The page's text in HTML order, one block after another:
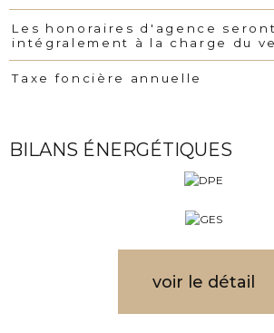
Les honoraires d'agence seront
intégralement à la charge du
Taxe foncière annuelle
BILANS ÉNERGÉTIQUES
voir le détail